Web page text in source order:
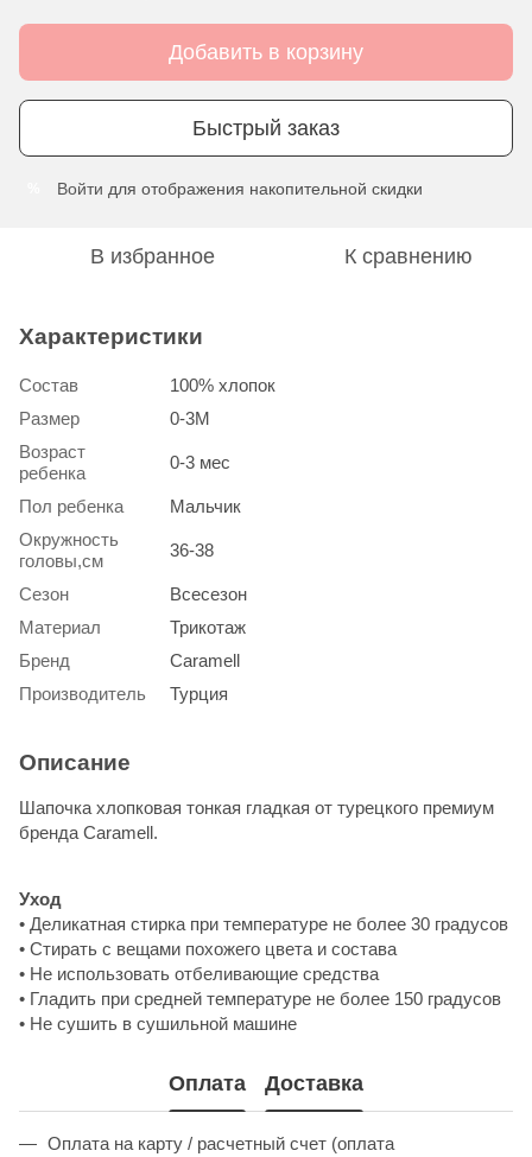
Добавить в корзину
Быстрый заказ
Войти для отображения накопительной скидки
В избранное К сравнению
Характеристики
Состав
100% хлопок
Размер
0-3М
Возраст
ребенка
0-3 мес
Пол ребенка
Мальчик
Окружность
головы,см
36-38
Сезон
Всесезон
Материал
Трикотаж
Бренд
Caramell
Производитель
Турция
Описание
Шапочка хлопковая тонкая гладкая от турецкого премиум
бренда Caramell.
Уход
• Деликатная стирка при температуре не более 30 градусов
• Стирать с вещами похожего цвета и состава
• Не использовать отбеливающие средства
• Гладить при средней температуре не более 150 градусов
• Не сушить в сушильной машине
Оплата Доставка
Оплата на карту / расчетный счет (оплата